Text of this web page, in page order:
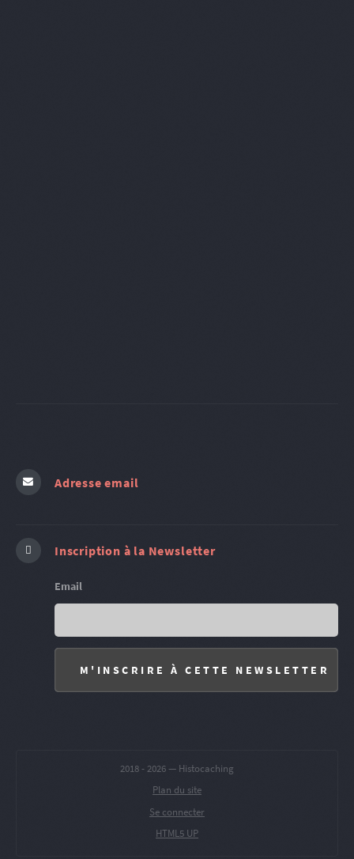
Adresse email
Inscription à la Newsletter
Email
2018 - 2026 — Histocaching
Plan du site
Se connecter
HTML5 UP